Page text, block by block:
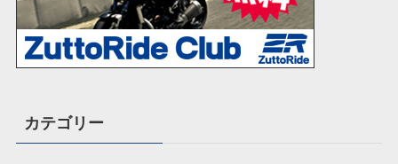
カテゴリー